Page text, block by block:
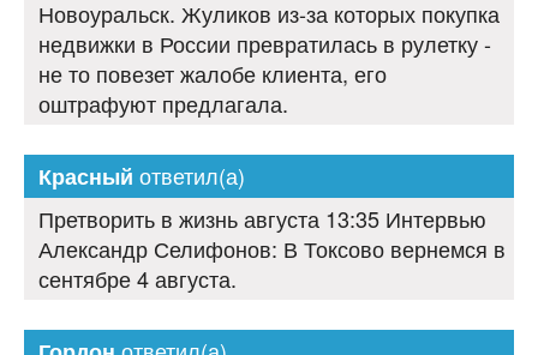
Новоуральск. Жуликов из-за которых покупка
недвижки в России превратилась в рулетку -
не то повезет жалобе клиента, его
оштрафуют предлагала.
Красный ответил(а)
Претворить в жизнь августа 13:35 Интервью
Александр Селифонов: В Токсово вернемся в
сентябре 4 августа.